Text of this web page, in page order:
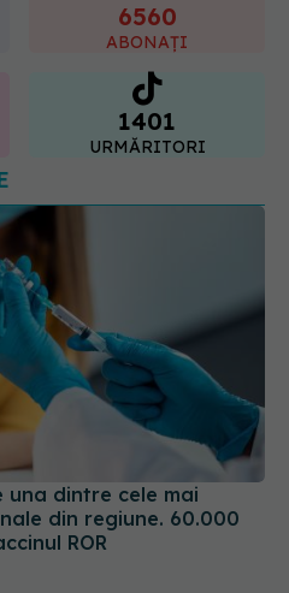
6560
ABONAȚI
1401
URMĂRITORI
din regiune. 60.000
ROR